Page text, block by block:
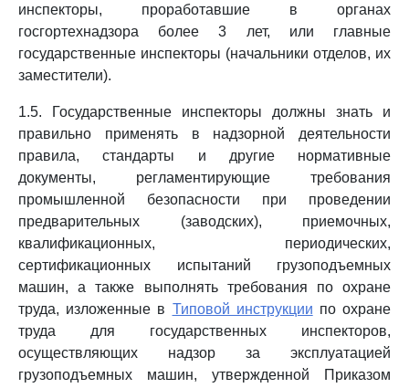
инспекторы, проработавшие в органах
госгортехнадзора более 3 лет, или главные
государственные инспекторы (начальники отделов, их
заместители).
1.5. Государственные инспекторы должны знать и
правильно применять в надзорной деятельности
правила, стандарты и другие нормативные
документы, регламентирующие требования
промышленной безопасности при проведении
предварительных (заводских), приемочных,
квалификационных, периодических,
сертификационных испытаний грузоподъемных
машин, а также выполнять требования по охране
труда, изложенные в Типовой инструкции по охране
труда для государственных инспекторов,
осуществляющих надзор за эксплуатацией
грузоподъемных машин, утвержденной Приказом